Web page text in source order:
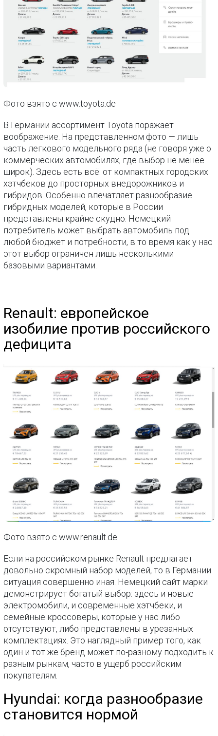
Фото взято с www.toyota.de
В Германии ассортимент Toyota поражает
воображение. На представленном фото — лишь
часть легкового модельного ряда (не говоря уже о
коммерческих автомобилях, где выбор не менее
широк). Здесь есть всё: от компактных городских
хэтчбеков до просторных внедорожников и
гибридов. Особенно впечатляет разнообразие
гибридных моделей, которые в России
представлены крайне скудно. Немецкий
потребитель может выбрать автомобиль под
любой бюджет и потребности, в то время как у нас
этот выбор ограничен лишь несколькими
базовыми вариантами.
Renault: европейское
изобилие против российского
дефицита
Фото взято с www.renault.de
Если на российском рынке Renault предлагает
довольно скромный набор моделей, то в Германии
ситуация совершенно иная. Немецкий сайт марки
демонстрирует богатый выбор: здесь и новые
электромобили, и современные хэтчбеки, и
семейные кроссоверы, которые у нас либо
отсутствуют, либо представлены в урезанных
комплектациях. Это наглядный пример того, как
один и тот же бренд может по-разному подходить к
разным рынкам, часто в ущерб российским
покупателям.
Hyundai: когда разнообразие
становится нормой